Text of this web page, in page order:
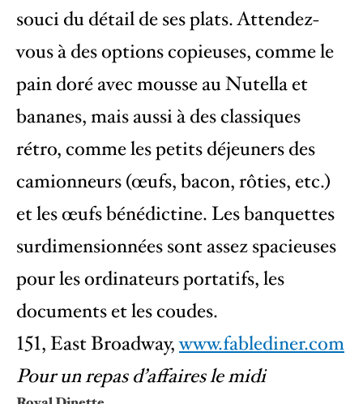
souci du détail de ses plats. Attendez-
vous à des options copieuses, comme le
pain doré avec mousse au Nutella et
bananes, mais aussi à des classiques
rétro, comme les petits déjeuners des
camionneurs (œufs, bacon, rôties, etc.)
et les œufs bénédictine. Les banquettes
surdimensionnées sont assez spacieuses
pour les ordinateurs portatifs, les
documents et les coudes.
151, East Broadway,www.fablediner.com
Pour un repas d’affaires le midi